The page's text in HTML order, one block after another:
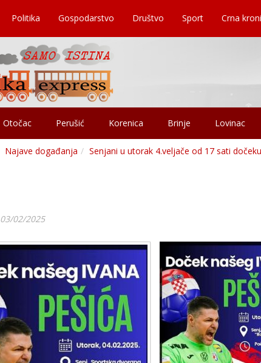
Politika Gospodarstvo Društvo Sport Crna
Otočac Perušić Korenica Brinje Lovinac
Najave događanja
Senjani u utorak 4.veljače od 17 sati
03/02/2025